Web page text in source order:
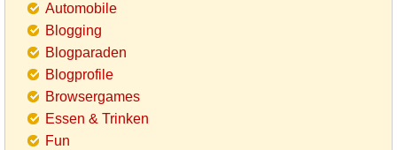
Automobile
Blogging
Blogparaden
Blogprofile
Browsergames
Essen & Trinken
Fun